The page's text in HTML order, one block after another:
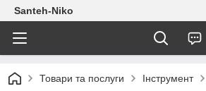
Santeh-Niko
Товари та послуги Інструмент